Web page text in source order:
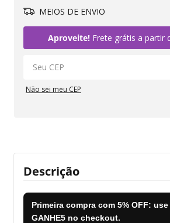
MEIOS DE ENVIO
Aproveite!Frete grátis a partir
Não sei meu CEP
Descrição
Primeira compra com 5% OFF:
GANHE5 no checkout.